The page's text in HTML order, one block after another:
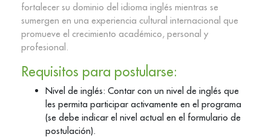
fortalecer su dominio del idioma inglés mientras se
sumergen en una experiencia cultural internacional que
promueve el crecimiento académico, personal y
profesional.
Requisitos para postularse:
Nivel de inglés: Contar con un nivel de inglés que
les permita participar activamente en el programa
(se debe indicar el nivel actual en el formulario de
postulación).